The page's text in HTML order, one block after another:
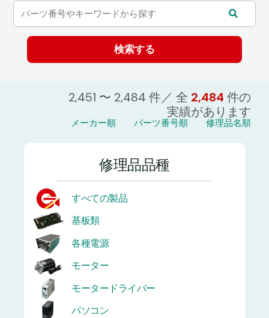
2,451 〜 2,484 件／ 全 2,484 件の
実績があります
メーカー順 パーツ番号順 修理品名順
修理品品種
すべての製品
基板類
各種電源
モーター
モータードライバー
パソコン